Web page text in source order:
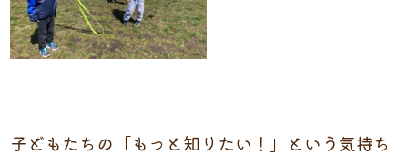
子どもたちの「もっと知りたい！」という気持ち